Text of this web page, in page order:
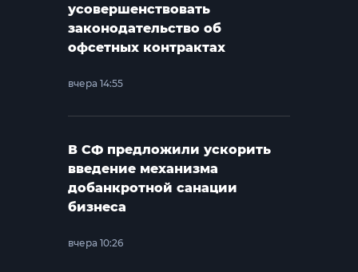
усовершенствовать
законодательство об
офсетных контрактах
вчера 14:55
В СФ предложили ускорить
введение механизма
добанкротной санации
бизнеса
вчера 10:26